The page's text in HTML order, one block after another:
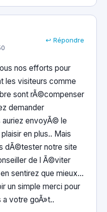
↩ Répondre
nos efforts pour
les visiteurs comme
sont rÃ©compenser
demander
auriez envoyÃ© le
en plus.. Mais
dÃ©tester notre site
de l Ã©viter
sentirez que mieux…
un simple merci pour
a votre goÃ»t..